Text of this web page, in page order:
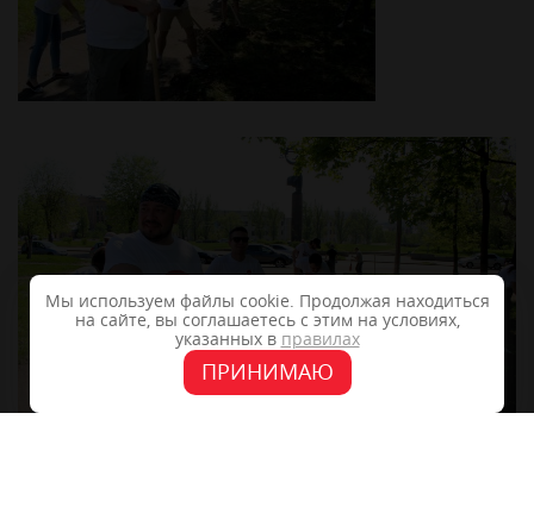
Мы используем файлы cookie. Продолжая находиться
на сайте, вы соглашаетесь с этим на условиях,
указанных в правилах
ПРИНИМАЮ